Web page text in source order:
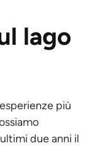
lago
più
due anni il